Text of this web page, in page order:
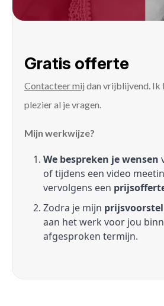
Gratis offerte
Contacteer mij dan vrijblijvend.
plezier al je vragen.
Mijn werkwijze?
We bespreken je wensen
of tijdens een video
vervolgens een
Zodra je mijn prijsvoorstel
aan het werk voor jou
afgesproken termijn.